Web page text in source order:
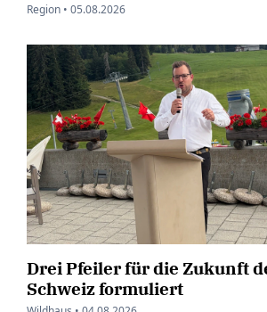
Region • 05.08.2026
Drei Pfeiler für die Zukunft
Schweiz formuliert